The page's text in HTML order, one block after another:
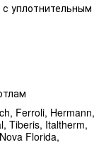
уплотнительным
Ferroli, Hermann,
Tiberis, Italtherm,
Florida,